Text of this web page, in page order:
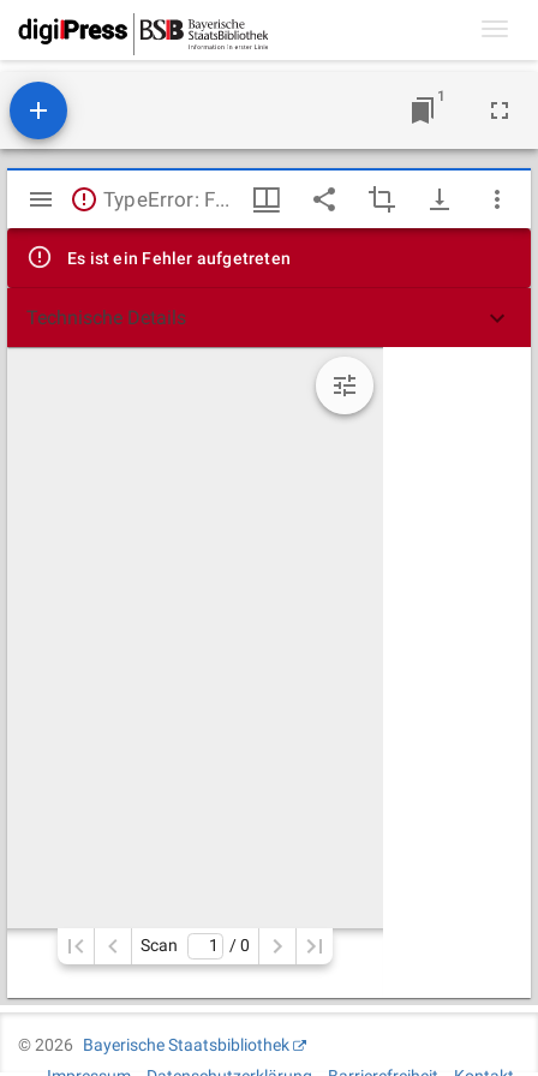
1
Mirador
Viewer
TypeError: Failed to fetch
Es ist ein Fehler aufgetreten
Technische Details
Scan / 0
©2026
Bayerische Staatsbibliothek